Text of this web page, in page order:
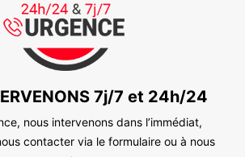
7j/7 et 24h/24
nous intervenons dans l’immédiat,
contacter via le formulaire ou à nous